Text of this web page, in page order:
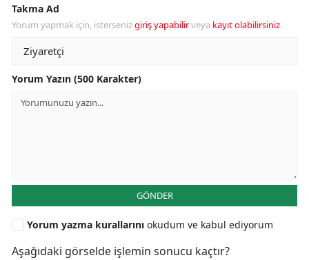
Takma Ad
Yorum yapmak için, istersenizgiriş yapabilirveya kayıt olabilirsiniz.
Yorum Yazın (500 Karakter)
GÖNDER
Yorum yazma kurallarını okudum ve kabul ediyorum
Aşağıdaki görselde işlemin sonucu kaçtır?